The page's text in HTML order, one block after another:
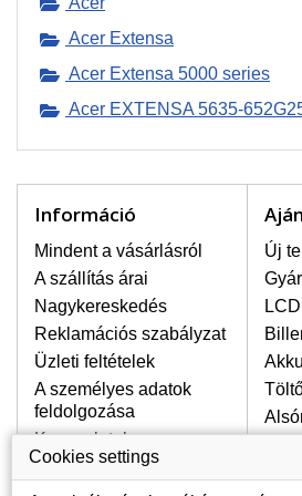
LCD KIJELZŐ!
A raktáron
jótállás egész
A+ minőségi
HOGYAN TUDJA
MILYEN KIJELZŐ
LAPTOPJÁHOZ?
A kijelzőt a laptop modeljle
kikeresni, amely megjelölés
a laptop alulsó részén
vagy az akkumulátor alatt.
ábrázolva van egy
billentyűzetnél a vázon
esetben, amennyiben a
megrepedt kijelző le van
Acer Extensa
Acer Extensa 5000 series
Acer EXTENSA 5635-
Információ
Mindent a vásárlásról
A szállítás árai
Nagykereskedés
Reklamációs szabályzat
Üzleti feltételek
A személyes adatok
feldolgozása
Kapcsolatok
Új
Cookies settings